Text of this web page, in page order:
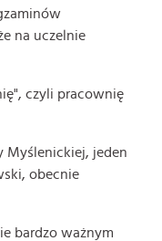
na uczelnie
czyli pracownię
Myślenickiej, jeden
obecnie
bardzo ważnym